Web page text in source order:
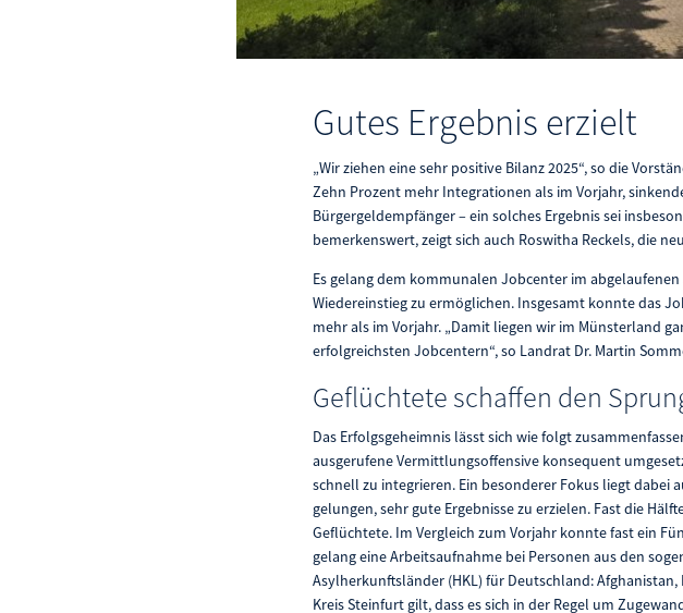
Gutes Ergebnis erzielt
„Wir ziehen eine sehr positive Bilanz 2025“, so die
Zehn Prozent mehr Integrationen als im Vorjahr,
Bürgergeldempfänger – ein solches Ergebnis sei
bemerkenswert, zeigt sich auch Roswitha Reckels, die
Es gelang dem kommunalen Jobcenter im
Wiedereinstieg zu ermöglichen. Insgesamt konnte das
mehr als im Vorjahr. „Damit liegen wir im Münsterland
erfolgreichsten Jobcentern“, so Landrat Dr. Martin
Geflüchtete schaffen den
Das Erfolgsgeheimnis lässt sich wie folgt
ausgerufene Vermittlungsoffensive konsequent
schnell zu integrieren. Ein besonderer Fokus liegt
gelungen, sehr gute Ergebnisse zu erzielen. Fast die
Geflüchtete. Im Vergleich zum Vorjahr konnte fast ein
gelang eine Arbeitsaufnahme bei Personen aus den
Asylherkunftsländer (HKL) für Deutschland:
Kreis Steinfurt gilt, dass es sich in der Regel um